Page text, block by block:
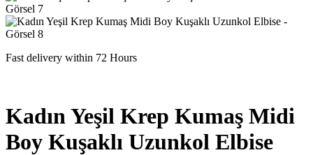
Fast delivery within 72 Hours
Kadın Yeşil Krep Kumaş Midi
Boy Kuşaklı Uzunkol Elbise